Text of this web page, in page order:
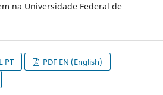
na Universidade Federal de
PT
PDF EN (English)